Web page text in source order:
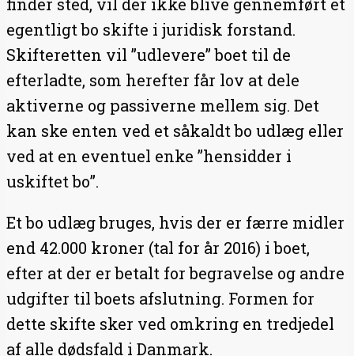
egentligt bo skifte i juridisk forstand.
Skifteretten vil ”udlevere” boet til de
efterladte, som herefter får lov at dele
aktiverne og passiverne mellem sig. Det
kan ske enten ved et såkaldt bo udlæg eller
ved at en eventuel enke ”hensidder i
uskiftet bo”.
Et bo udlæg bruges, hvis der er færre midler
end 42.000 kroner (tal for år 2016) i boet,
efter at der er betalt for begravelse og andre
udgifter til boets afslutning. Formen for
dette skifte sker ved omkring en tredjedel
af alle dødsfald i Danmark.